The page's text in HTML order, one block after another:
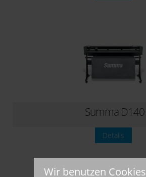
Summa D140
Details
Wir benutzen Cookies